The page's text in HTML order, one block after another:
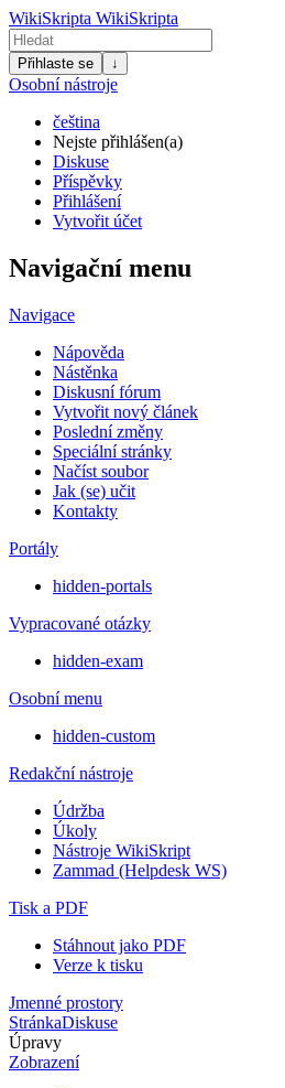
WikiSkripta WikiSkripta
Přihlaste se ↓
Osobní nástroje
čeština
Nejste přihlášen(a)
Diskuse
Příspěvky
Přihlášení
Vytvořit účet
Navigační menu
Navigace
Nápověda
Nástěnka
Diskusní fórum
Vytvořit nový článek
Poslední změny
Speciální stránky
Načíst soubor
Jak (se) učit
Kontakty
Portály
hidden-portals
Vypracované otázky
hidden-exam
Osobní menu
hidden-custom
Redakční nástroje
Údržba
Úkoly
Nástroje WikiSkript
Zammad (Helpdesk WS)
Tisk a PDF
Stáhnout jako PDF
Verze k tisku
Jmenné prostory
StránkaDiskuse
Úpravy
Zobrazení